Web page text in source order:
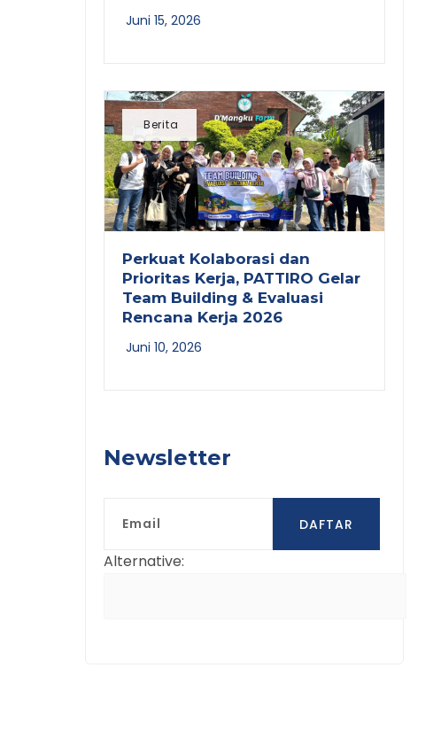
Juni 15, 2026
Perkuat Kolaborasi dan
Prioritas Kerja, PATTIRO Gelar
Team Building & Evaluasi
Rencana Kerja 2026
Juni 10, 2026
Berita
Newsletter
DAFTAR
Alternative: